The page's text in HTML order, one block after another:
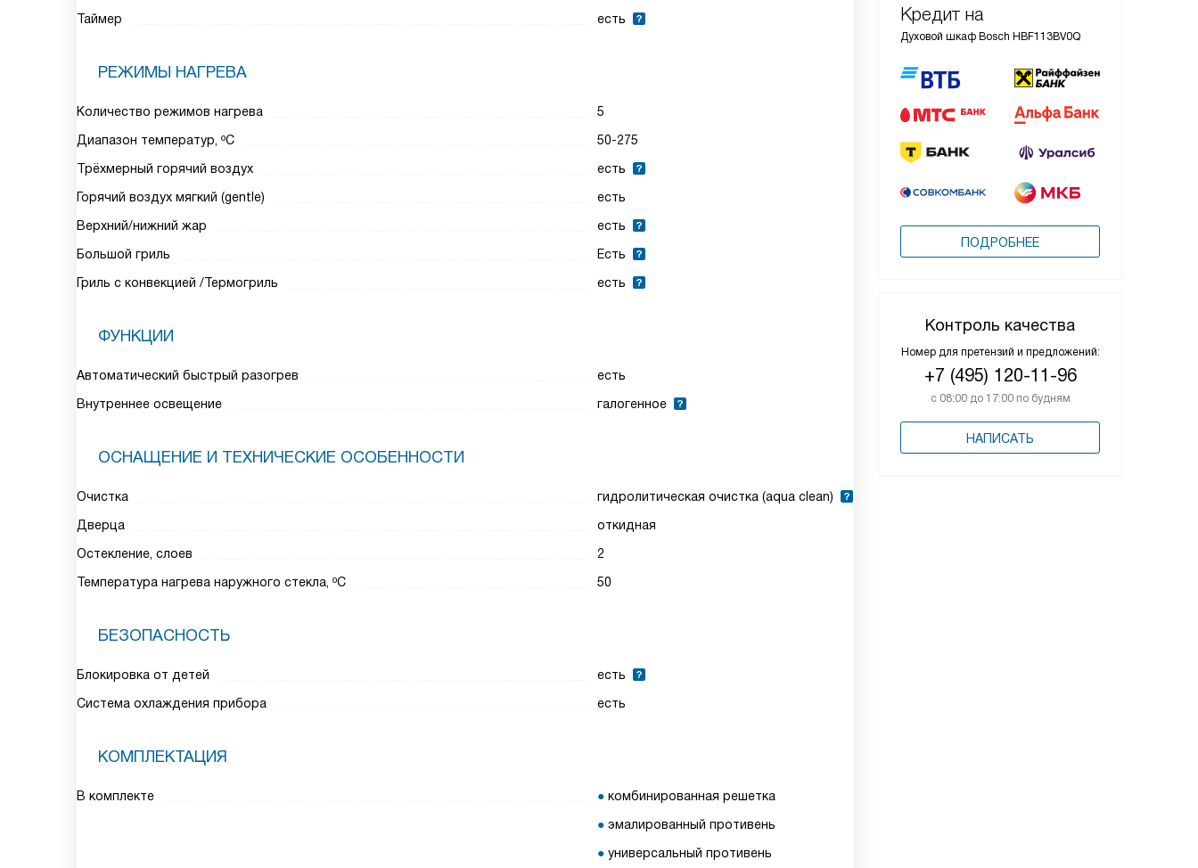
Кредит на
Духовой шкаф Bosch HBF113BV0Q
ПОДРОБНЕЕ
Контроль качества
Номер для претензий и предложений:
+7 (495) 120-11-96
с 08:00 до 17:00 по будням
НАПИСАТЬ
Таймер
есть
РЕЖИМЫ НАГРЕВА
Количество режимов нагрева
5
Диапазон температур, ºC
50-275
Трёхмерный горячий воздух
есть
Горячий воздух мягкий (gentle)
есть
Верхний/нижний жар
есть
Большой гриль
Есть
Гриль с конвекцией /Термогриль
есть
ФУНКЦИИ
Автоматический быстрый разогрев
есть
Внутреннее освещение
галогенное
ОСНАЩЕНИЕ И ТЕХНИЧЕСКИЕ ОСОБЕННОСТИ
Очистка
гидролитическая очистка (aqua clean)
Дверца
откидная
Остекление, слоев
2
Температура нагрева наружного стекла, ºC
50
БЕЗОПАСНОСТЬ
Блокировка от детей
есть
Система охлаждения прибора
есть
КОМПЛЕКТАЦИЯ
В комплекте
комбинированная решетка
эмалированный противень
универсальный противень